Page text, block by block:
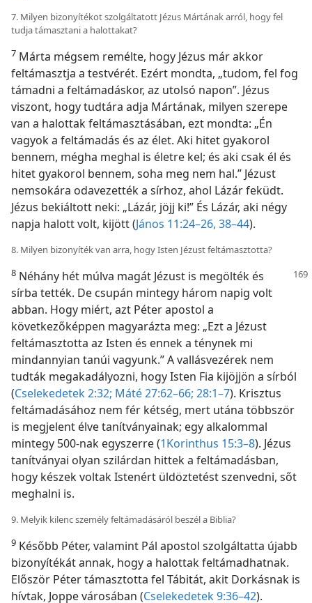
7. Milyen bizonyítékot szolgáltatott Jézus Mártának arról, hogy fel
tudja támasztani a halottakat?
7 Márta mégsem remélte, hogy Jézus már akkor
feltámasztja a testvérét. Ezért mondta, „tudom, fel fog
támadni a feltámadáskor, az utolsó napon”. Jézus
viszont, hogy tudtára adja Mártának, milyen szerepe
van a halottak feltámasztásában, ezt mondta: „Én
vagyok a feltámadás és az élet. Aki hitet gyakorol
bennem, mégha meghal is életre kel; és aki csak él és
hitet gyakorol bennem, soha meg nem hal.” Jézust
nemsokára odavezették a sírhoz, ahol Lázár feküdt.
Jézus bekiáltott neki: „Lázár, jöjj ki!” És Lázár, aki négy
napja halott volt, kijött (János 11:24–26, 38–44).
8. Milyen bizonyíték van arra, hogy Isten Jézust feltámasztotta?
8 Néhány hét múlva magát Jézust is megölték és
sírba tették. De csupán mintegy három napig volt
abban. Hogy miért, azt Péter apostol a
következőképpen magyarázta meg: „Ezt a Jézust
feltámasztotta az Isten és ennek a ténynek mi
mindannyian tanúi vagyunk.” A vallásvezérek nem
tudták megakadályozni, hogy Isten Fia kijöjjön a sírból
(Cselekedetek 2:32; Máté 27:62–66; 28:1–7). Krisztus
feltámadásához nem fér kétség, mert utána többször
is megjelent élve tanítványainak; egy alkalommal
mintegy 500-nak egyszerre (1Korinthus 15:3–8). Jézus
tanítványai olyan szilárdan hittek a feltámadásban,
hogy készek voltak Istenért üldöztetést szenvedni, sőt
meghalni is.
9. Melyik kilenc személy feltámadásáról beszél a Biblia?
9 Később Péter, valamint Pál apostol szolgáltatta újabb
bizonyítékát annak, hogy a halottak feltámadhatnak.
Először Péter támasztotta fel Tábitát, akit Dorkásnak is
hívtak, Joppe városában (Cselekedetek 9:36–42).